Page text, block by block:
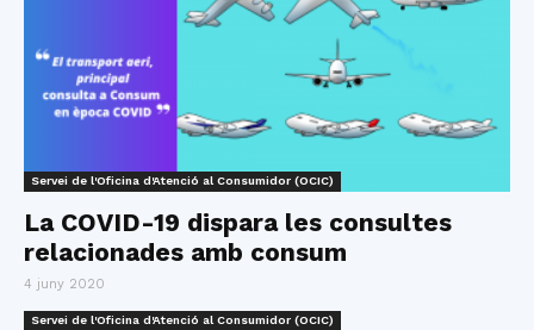
Servei de l'Oficina d'Atenció al Consumidor (OCIC)
La COVID-19 dispara les consultes
relacionades amb consum
4 juny 2020
Servei de l'Oficina d'Atenció al Consumidor (OCIC)